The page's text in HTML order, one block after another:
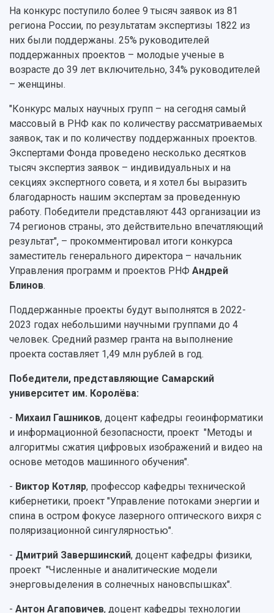
Архив
Фирменный стиль
Устойчивое развитие
Кампус
3D-тур по университету
Музеи
Учебный аэродром
Центр истории авиационных двигателей
Ботанический сад
Умный дом бабочек
Международный межвузовский кампус
Сведения об образовательной организации
Официальные документы
Библиотека
Видеолекции
Противодействие COVID-19
Конкурсы научных проектов и грантов
Областной конкурс "Молодой учёный"
Отчеты о научно-исследовательской
деятельности
Журналы Самарского университета
Научные конференции
Публикации и издания
Отчеты о проведенных конференциях
На конкурс поступило более 9 тысяч заявок из 81
региона России, по результатам экспертизы 1822 из
них были поддержаны. 25% руководителей
поддержанных проектов – молодые ученые в
возрасте до 39 лет включительно, 34% руководителей
– женщины.
"Конкурс малых научных групп – на сегодня самый
массовый в РНФ как по количеству рассматриваемых
заявок, так и по количеству поддержанных проектов.
Экспертами Фонда проведено несколько десятков
тысяч экспертиз заявок – индивидуальных и на
секциях экспертного совета, и я хотел бы выразить
благодарность нашим экспертам за проведенную
работу. Победители представляют 443 организации из
74 регионов страны, это действительно впечатляющий
результат", – прокомментировал итоги конкурса
заместитель генерального директора – начальник
Управления программ и проектов РНФ Андрей
Блинов.
Поддержанные проекты будут выполнятся в 2022-
2023 годах небольшими научными группами до 4
человек. Средний размер гранта на выполнение
проекта составляет 1,49 млн рублей в год.
Победители, представляющие Самарский
университет им. Королёва:
- Михаил Гашников, доцент кафедры геоинформатики
и информационной безопасности, проект "Методы и
алгоритмы сжатия цифровых изображений и видео на
основе методов машинного обучения".
- Виктор Котляр, профессор кафедры технической
кибернетики, проект "Управление потоками энергии и
спина в остром фокусе лазерного оптического вихря с
поляризационной сингулярностью".
- Дмитрий Завершинский, доцент кафедры физики,
проект "Численные и аналитические модели
энерговыделения в солнечных нановспышках".
- Антон Агаповичев, доцент кафедры технологии